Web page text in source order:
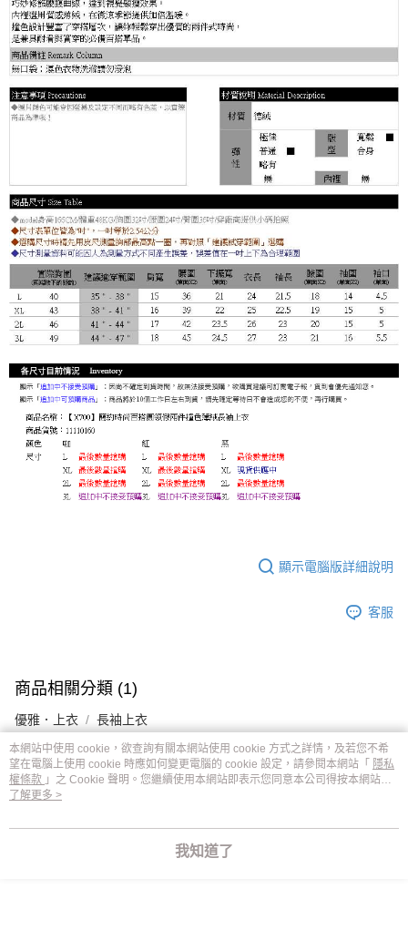
顯示電腦版詳細說明
客服
商品相關分類 (1)
優雅．上衣 長袖上衣
評價
本網站中使用 cookie，欲查詢有關本網站使用 cookie 方式之詳情，及若您不希
望在電腦上使用 cookie 時應如何變更電腦的 cookie 設定，請參閱本網站「 隱私
權條款 」之 Cookie 聲明。您繼續使用本網站即表示您同意本公司得按本網站使
用條款之 Cookie 聲明使用 cookie。
了解更多 >
我知道了